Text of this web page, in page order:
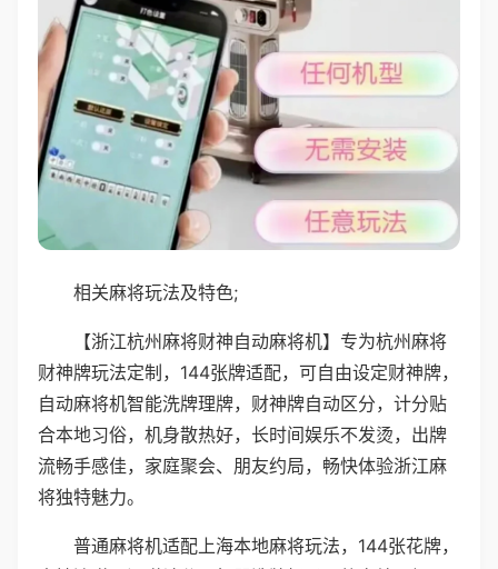
相关麻将玩法及特色;
【浙江杭州麻将财神自动麻将机】专为杭州麻将
财神牌玩法定制，144张牌适配，可自由设定财神牌，
自动麻将机智能洗牌理牌，财神牌自动区分，计分贴
合本地习俗，机身散热好，长时间娱乐不发烫，出牌
流畅手感佳，家庭聚会、朋友约局，畅快体验浙江麻
将独特魅力。
普通麻将机适配上海本地麻将玩法，144张花牌，